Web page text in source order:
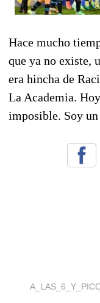
Hace mucho
que ya no existe,
era hincha de
La Academia.
imposible. Soy